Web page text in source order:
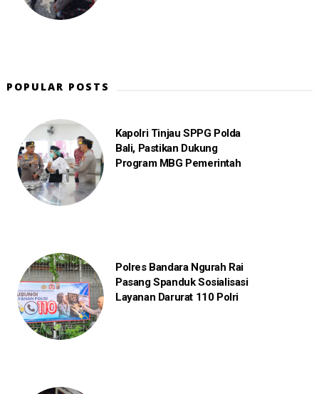
POPULAR POSTS
Kapolri Tinjau SPPG Polda
Bali, Pastikan Dukung
Program MBG Pemerintah
Polres Bandara Ngurah Rai
Pasang Spanduk Sosialisasi
Layanan Darurat 110 Polri